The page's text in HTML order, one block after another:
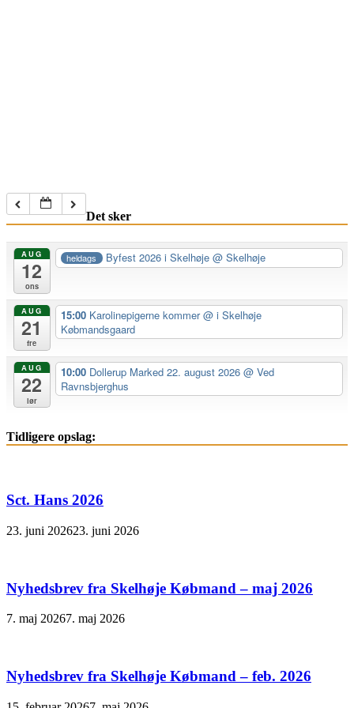
Det sker
AUG
12
ons
heldags Byfest 2026 i Skelhøje@ Skelhøje
AUG
21
fre
15:00 Karolinepigerne kommer@ i Skelhøje
Købmandsgaard
AUG
22
lør
10:00 Dollerup Marked 22. august 2026 @ Ved
Ravnsbjerghus
Tidligere opslag:
Sct. Hans 2026
23. juni 202623. juni 2026
Nyhedsbrev fra Skelhøje Købmand – maj 2026
7. maj 20267. maj 2026
Nyhedsbrev fra Skelhøje Købmand – feb. 2026